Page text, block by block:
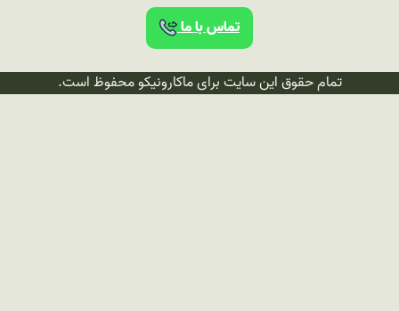
تماس با ما
تمام حقوق این سایت برای ماکارونیکو محفوظ است.